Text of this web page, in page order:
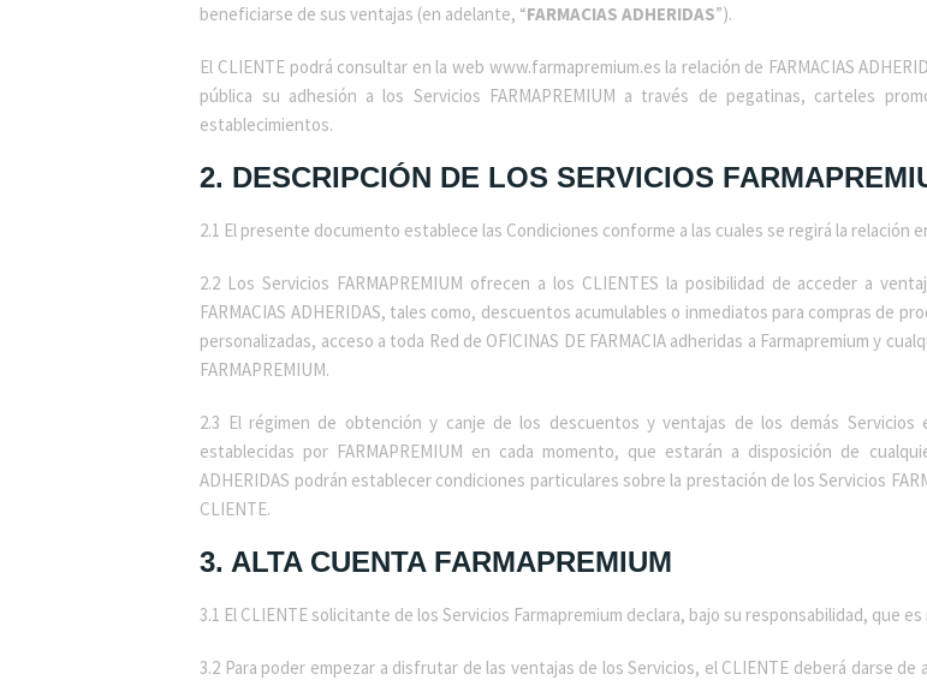
beneficiarse de sus ventajas (en adelante, “FARMACIAS ADHERIDAS”).
El CLIENTE podrá consultar en la web www.farmapremium.es la relación de FARMACIAS
pública su adhesión a los Servicios FARMAPREMIUM a través de pegatinas, carteles
establecimientos.
2. DESCRIPCIÓN DE LOS SERVICIOS
2.1 El presente documento establece las Condiciones conforme a las cuales se regirá la relación
2.2 Los Servicios FARMAPREMIUM ofrecen a los CLIENTES la posibilidad de acceder a
FARMACIAS ADHERIDAS, tales como, descuentos acumulables o inmediatos para compras de
personalizadas, acceso a toda Red de OFICINAS DE FARMACIA adheridas a Farmapremium y
FARMAPREMIUM.
2.3 El régimen de obtención y canje de los descuentos y ventajas de los demás
establecidas por FARMAPREMIUM en cada momento, que estarán a disposición de
ADHERIDAS podrán establecer condiciones particulares sobre la prestación de los Servicios
CLIENTE.
3. ALTA CUENTA FARMAPREMIUM
3.1 El CLIENTE solicitante de los Servicios Farmapremium declara, bajo su responsabilidad, que
3.2 Para poder empezar a disfrutar de las ventajas de los Servicios, el CLIENTE deberá darse